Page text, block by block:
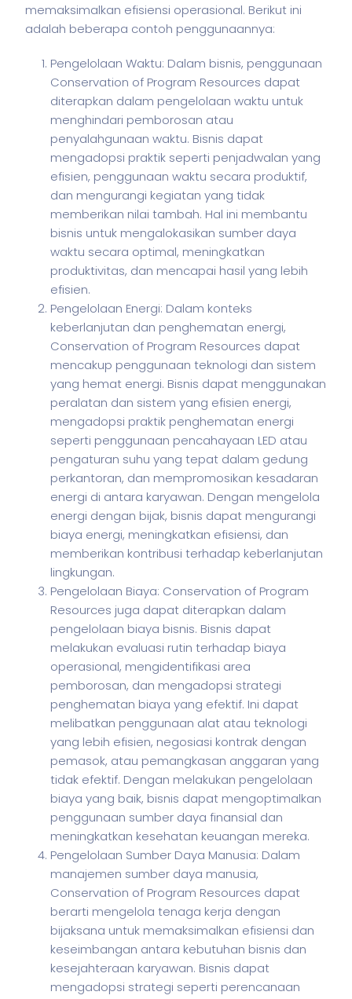
memaksimalkan efisiensi operasional. Berikut ini
adalah beberapa contoh penggunaannya:
Pengelolaan Waktu: Dalam bisnis, penggunaan
Conservation of Program Resources dapat
diterapkan dalam pengelolaan waktu untuk
menghindari pemborosan atau
penyalahgunaan waktu. Bisnis dapat
mengadopsi praktik seperti penjadwalan yang
efisien, penggunaan waktu secara produktif,
dan mengurangi kegiatan yang tidak
memberikan nilai tambah. Hal ini membantu
bisnis untuk mengalokasikan sumber daya
waktu secara optimal, meningkatkan
produktivitas, dan mencapai hasil yang lebih
efisien.
Pengelolaan Energi: Dalam konteks
keberlanjutan dan penghematan energi,
Conservation of Program Resources dapat
mencakup penggunaan teknologi dan sistem
yang hemat energi. Bisnis dapat menggunakan
peralatan dan sistem yang efisien energi,
mengadopsi praktik penghematan energi
seperti penggunaan pencahayaan LED atau
pengaturan suhu yang tepat dalam gedung
perkantoran, dan mempromosikan kesadaran
energi di antara karyawan. Dengan mengelola
energi dengan bijak, bisnis dapat mengurangi
biaya energi, meningkatkan efisiensi, dan
memberikan kontribusi terhadap keberlanjutan
lingkungan.
Pengelolaan Biaya: Conservation of Program
Resources juga dapat diterapkan dalam
pengelolaan biaya bisnis. Bisnis dapat
melakukan evaluasi rutin terhadap biaya
operasional, mengidentifikasi area
pemborosan, dan mengadopsi strategi
penghematan biaya yang efektif. Ini dapat
melibatkan penggunaan alat atau teknologi
yang lebih efisien, negosiasi kontrak dengan
pemasok, atau pemangkasan anggaran yang
tidak efektif. Dengan melakukan pengelolaan
biaya yang baik, bisnis dapat mengoptimalkan
penggunaan sumber daya finansial dan
meningkatkan kesehatan keuangan mereka.
Pengelolaan Sumber Daya Manusia: Dalam
manajemen sumber daya manusia,
Conservation of Program Resources dapat
berarti mengelola tenaga kerja dengan
bijaksana untuk memaksimalkan efisiensi dan
keseimbangan antara kebutuhan bisnis dan
kesejahteraan karyawan. Bisnis dapat
mengadopsi strategi seperti perencanaan